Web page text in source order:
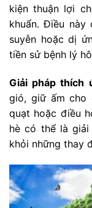
kiện thuận lợi
khuẩn. Điều
suyễn hoặc dị
tiền sử bệnh lý
Giải pháp thích
gió, giữ ấm cho
quạt hoặc điều
hè có thể là
khỏi những thay